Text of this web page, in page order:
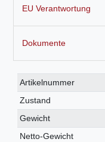
EU Verantwortung
Dokumente
Technisches
Merkmal
Wert
Artikelnummer
Zustand
Gewicht
Netto-Gewicht